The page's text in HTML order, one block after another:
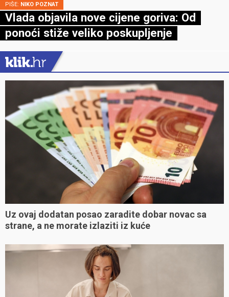
PIŠE: NIKO POZNAT
Vlada objavila nove cijene goriva: Od
ponoći stiže veliko poskupljenje
Uz ovaj dodatan posao zaradite dobar novac sa
strane, a ne morate izlaziti iz kuće